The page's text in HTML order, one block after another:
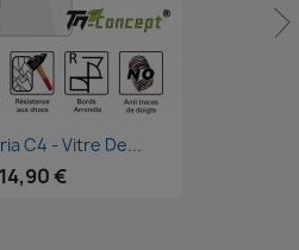
rapide
C4 - Vitre De...
14,90 €